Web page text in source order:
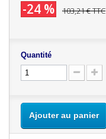
-24 % 103,21 €TTC
Quantité
Ajouter au panier